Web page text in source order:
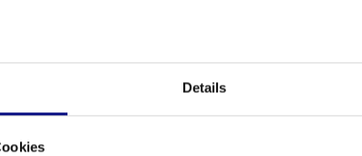
Details
tra
si basa